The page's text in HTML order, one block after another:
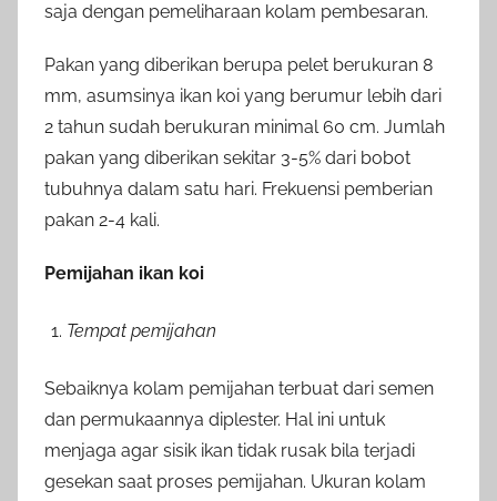
saja dengan pemeliharaan kolam pembesaran.
Pakan yang diberikan berupa pelet berukuran 8
mm, asumsinya ikan koi yang berumur lebih dari
2 tahun sudah berukuran minimal 60 cm. Jumlah
pakan yang diberikan sekitar 3-5% dari bobot
tubuhnya dalam satu hari. Frekuensi pemberian
pakan 2-4 kali.
Pemijahan ikan koi
Tempat pemijahan
Sebaiknya kolam pemijahan terbuat dari semen
dan permukaannya diplester. Hal ini untuk
menjaga agar sisik ikan tidak rusak bila terjadi
gesekan saat proses pemijahan. Ukuran kolam